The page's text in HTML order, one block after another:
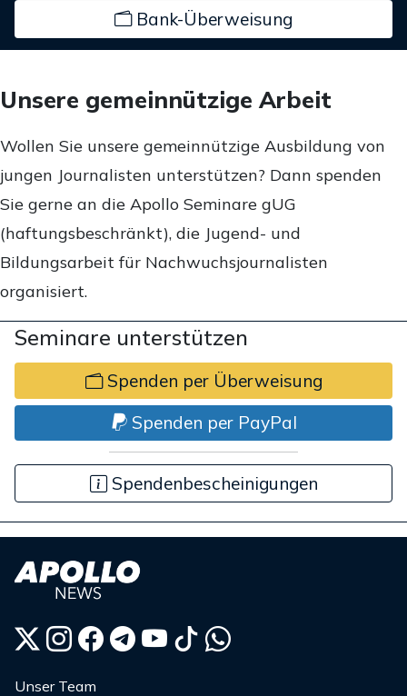
Bank-Überweisung
Unsere gemeinnützige Arbeit
Wollen Sie unsere gemeinnützige Ausbildung von
jungen Journalisten unterstützen? Dann spenden
Sie gerne an die Apollo Seminare gUG
(haftungsbeschränkt), die Jugend- und
Bildungsarbeit für Nachwuchsjournalisten
organisiert.
Seminare unterstützen
Spenden per Überweisung
Spenden per PayPal
Spendenbescheinigungen
Unser Team